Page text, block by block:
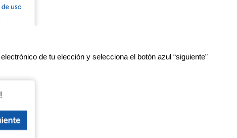
de tu elección y selecciona el botón azul “siguiente”